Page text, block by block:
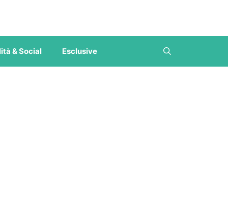
& Social Esclusive